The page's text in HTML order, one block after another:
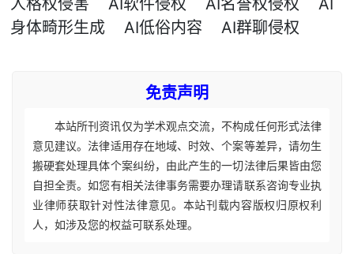
人格权侵害
AI软件侵权 AI名誉权侵权
AI
身体畸形生成
AI低俗内容 AI群聊侵权
免责声明
本站所刊资讯仅为学术观点交流，不构成任何形式法律
意见建议。法律适用存在地域、时效、个案等差异，请勿生
搬硬套处理具体个案纠纷，由此产生的一切法律后果皆由您
自担全责。如您有相关法律事务需要办理请联系咨询专业执
业律师获取针对性法律意见。本站刊载内容版权归原权利
人，如涉及您的权益可联系处理。